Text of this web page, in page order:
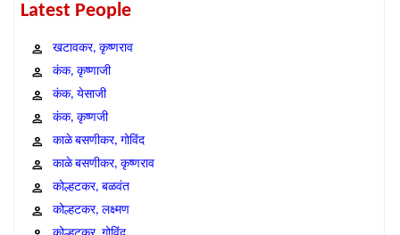
Latest People
खटावकर, कृष्णराव
कंक, कृष्णाजी
कंक, येसाजी
कंक, कृष्णजी
काळे बसणीकर, गोविंद
काळे बसणीकर, कृष्णराव
कोल्हटकर, बळवंत
कोल्हटकर, लक्ष्मण